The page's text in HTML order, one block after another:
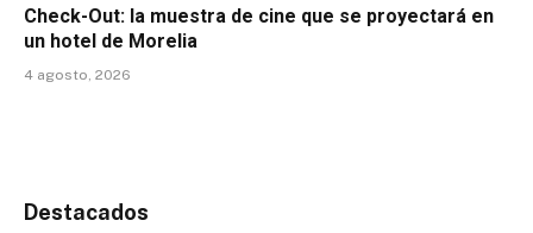
Check-Out: la muestra de cine que se proyectará en
un hotel de Morelia
4 agosto, 2026
Destacados